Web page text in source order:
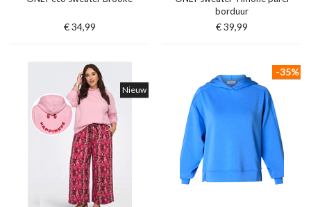
€ 34,99
borduur
€ 39,99
Nieuw
-35%